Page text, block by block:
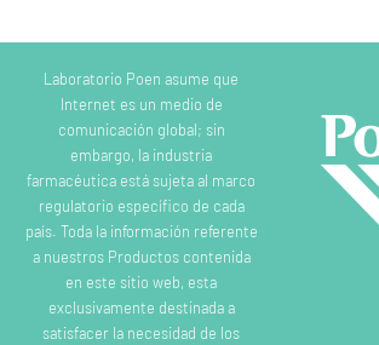
Laboratorio Poen asume que
Internet es un medio de
comunicación global; sin
embargo, la industria
farmacéutica está sujeta al marco
regulatorio específico de cada
país. Toda la información referente
a nuestros Productos contenida
en este sitio web, esta
exclusivamente destinada a
satisfacer la necesidad de los